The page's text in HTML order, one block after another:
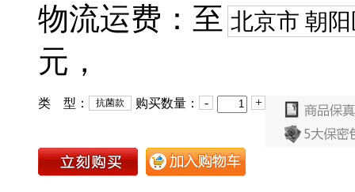
物流运费：至 北京市 朝
元，
类 型： 抗菌款 购买数量： - +